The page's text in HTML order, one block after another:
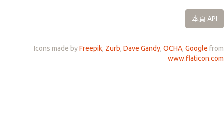
本頁 API
Icons made byFreepik, Zurb, Dave Gandy, OCHA, Google from
www.flaticon.com